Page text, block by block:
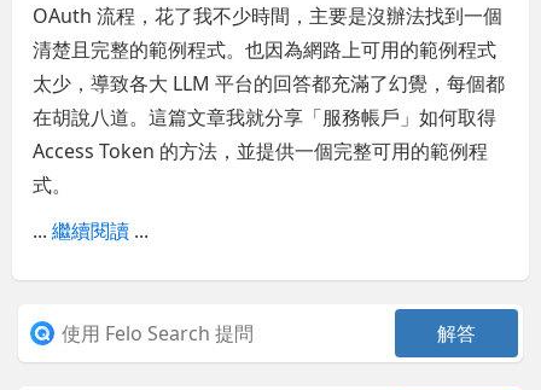
OAuth 流程，花了我不少時間，主要是沒辦法找到一個
清楚且完整的範例程式。也因為網路上可用的範例程式
太少，導致各大 LLM 平台的回答都充滿了幻覺，每個都
在胡說八道。這篇文章我就分享「服務帳戶」如何取得
Access Token 的方法，並提供一個完整可用的範例程
式。
...繼續閱讀 ...